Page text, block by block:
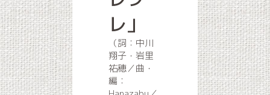
レ」
（詞：中川
翔子・岩里
祐穂／曲・
編：